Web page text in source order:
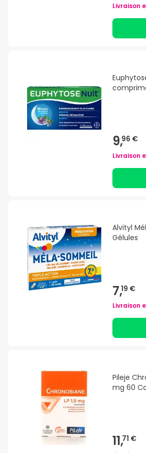
Livraison
9,96 €
Livraison
Alvityl
Gélules
7,19 €
Livraison
Pileje
mg 60
11,71 €